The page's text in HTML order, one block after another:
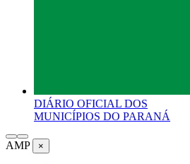
DIÁRIO OFICIAL DOS
MUNICÍPIOS DO PARANÁ
AMP ×